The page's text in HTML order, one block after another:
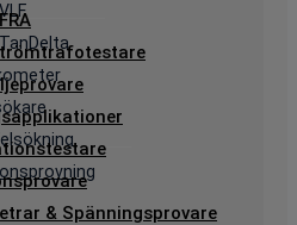
VLF
TanDelta
& Spänningsprovare